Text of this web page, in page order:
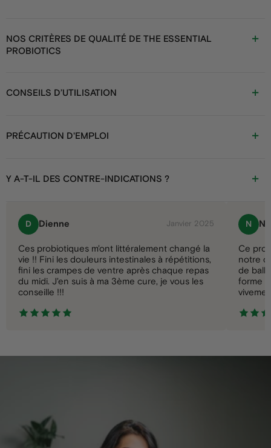
NOS CRITÈRES DE QUALITÉ DE THE ESSENTIAL
PROBIOTICS
CONSEILS D’UTILISATION
PRÉCAUTION D'EMPLOI
Y A-T-IL DES CONTRE-INDICATIONS ?
D Dienne Janvier 2025
Ces probiotiques m'ont littéralement changé la
vie !! Fini les douleurs intestinales à répétitions,
fini les crampes de ventre après chaque repas
du midi. J'en suis à ma 3ème cure, je vous les
conseille !!!
N
Ce
notre
de
forme